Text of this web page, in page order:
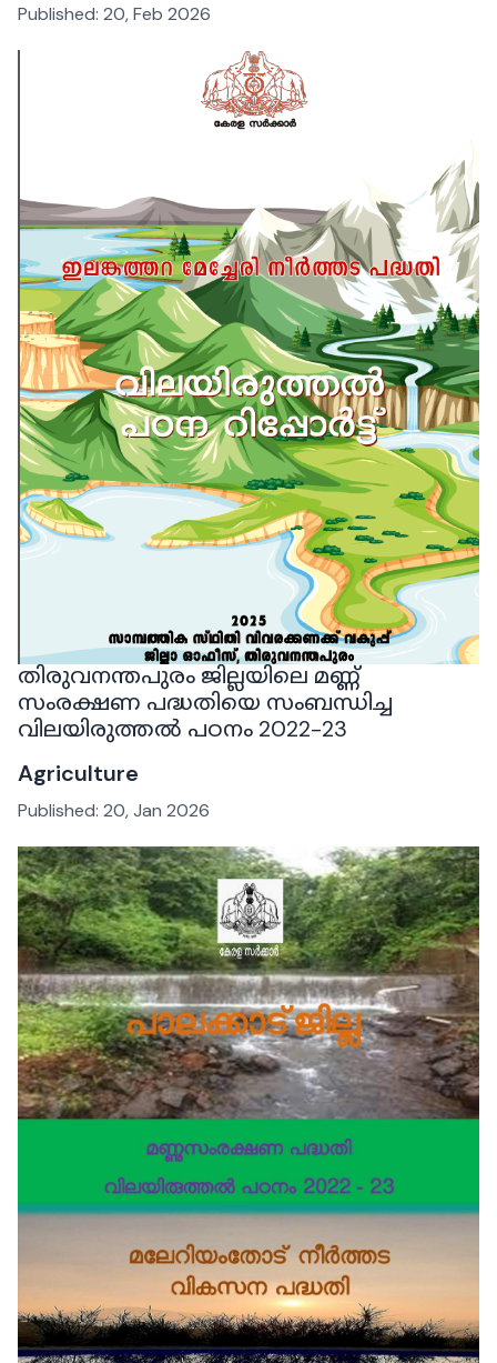
Published: 20, Feb 2026
തിരുവനന്തപുരം ജില്ലയിലെ മണ്ണ്
സംരക്ഷണ പദ്ധതിയെ സംബന്ധിച്ച
വിലയിരുത്തൽ പഠനം 2022-23
Agriculture
Published: 20, Jan 2026